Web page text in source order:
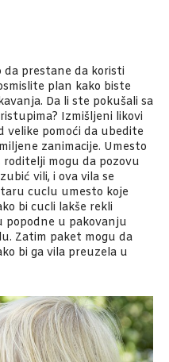
da prestane da koristi
plan kako biste
Da li ste pokušali sa
Izmišljeni likovi
velike pomoći da ubedite
zanimacije. Umesto
mogu da pozovu
vili, i ova vila se
cuclu umesto koje
bi cucli lakše rekli
popodne u pakovanju
Zatim paket mogu da
bi ga vila preuzela u